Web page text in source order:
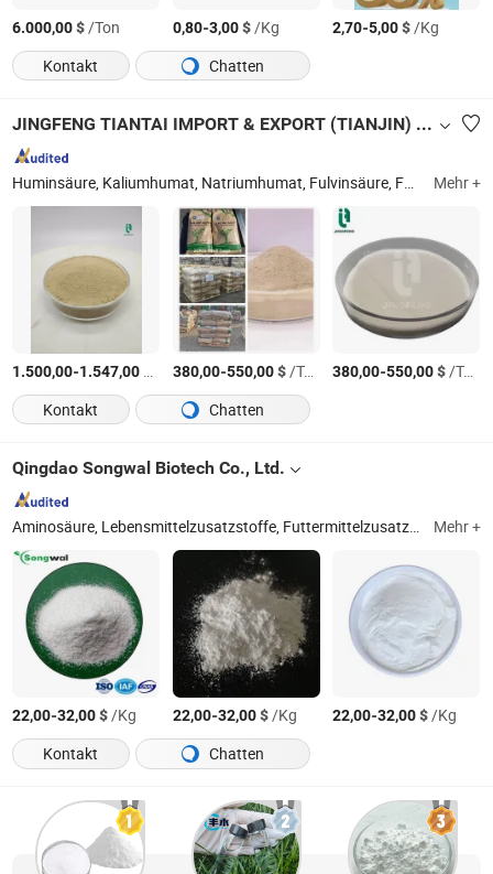
6.000,00$/Ton 0,80-3,00$/Kg 2,70-5,00$/Kg
Kontakt
Chatten
JINGFENG TIANTAI IMPORT & EXPORT (TIANJIN) CO., LTD
Huminsäure, Kaliumhumat, Natriumhumat, Fulvinsäure, Fulvinsäure Lebensmittelqualität, Algenextrakt, Aminosäure, medizinische Fulvinsäure, Kaliumfulvat, Leonardit Mehr +
1.500,00-1.547,00 /Ton380,00-550,00$/Ton 380,00-550,00$/Ton
Kontakt
Chatten
Qingdao Songwal Biotech Co., Ltd.
Aminosäure, Lebensmittelzusatzstoffe, Futtermittelzusatzstoffe, Chemikalien, pharmazeutische Zwischenprodukte, Vitamin, Wasserreduzierendes Mittel, pharmazeutische Rohstoffe Mehr +
22,00-32,00$/Kg 22,00-32,00$/Kg 22,00-32,00$/Kg
Kontakt
Chatten